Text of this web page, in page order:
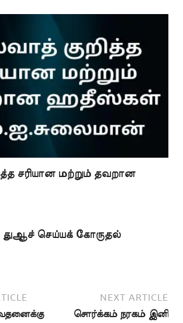
சரியான மற்றும் தவறான
துஆச் செய்யக் கோருதல்
NEXT ARTICLE
சொர்க்கம் நரகம் இனி